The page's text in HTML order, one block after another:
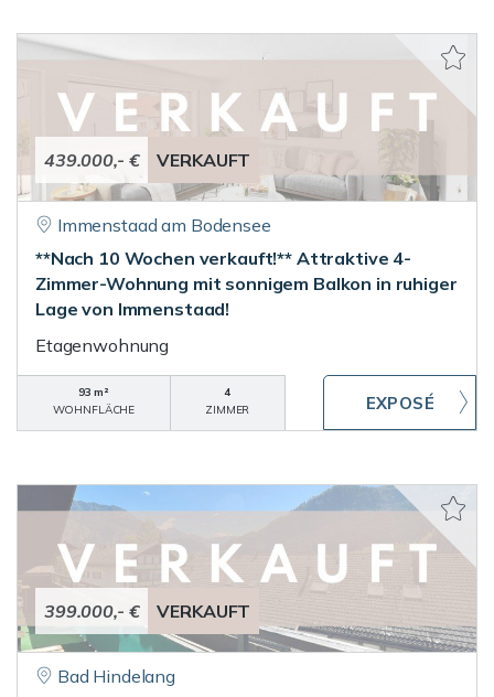
439.000,- € VERKAUFT
Immenstaad am Bodensee
**Nach 10 Wochen verkauft!** Attraktive 4-
Zimmer-Wohnung mit sonnigem Balkon in ruhiger
Lage von Immenstaad!
Etagenwohnung
93 m²
WOHNFLÄCHE
4
ZIMMER
399.000,- € VERKAUFT
Bad Hindelang